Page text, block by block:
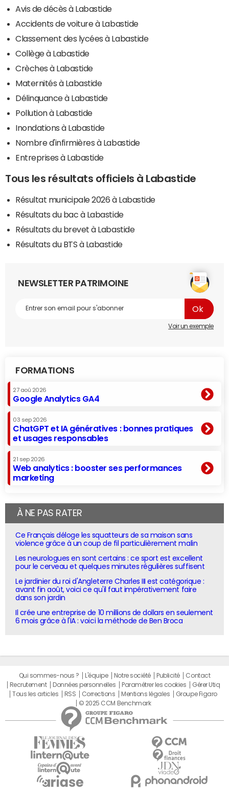
Avis de décès à Labastide
Accidents de voiture à Labastide
Classement des lycées à Labastide
Collège à Labastide
Crèches à Labastide
Maternités à Labastide
Délinquance à Labastide
Pollution à Labastide
Inondations à Labastide
Nombre d'infirmières à Labastide
Entreprises à Labastide
Tous les résultats officiels à Labastide
Résultat municipale 2026 à Labastide
Résultats du bac à Labastide
Résultats du brevet à Labastide
Résultats du BTS à Labastide
NEWSLETTER PATRIMOINE
Voir un exemple
FORMATIONS
27 aoû 2026
Google Analytics GA4
03 sep 2026
ChatGPT et IA génératives : bonnes pratiques
et usages responsables
21 sep 2026
Web analytics : booster ses performances
marketing
À NE PAS RATER
Ce Français déloge les squatteurs de sa maison sans
violence grâce à un coup de fil particulièrement malin
Les neurologues en sont certains : ce sport est excellent
pour le cerveau et quelques minutes régulières suffisent
Le jardinier du roi d'Angleterre Charles III est catégorique :
avant fin août, voici ce qu'il faut impérativement faire
dans son jardin
Il crée une entreprise de 10 millions de dollars en seulement
6 mois grâce à l'IA : voici la méthode de Ben Broca
Qui sommes-nous ? L'équipe Notre société Publicité
Contact
Recrutement
Données personnelles Paramétrer les cookies
Gérer Utiq
Tous les articles
RSS Corrections Mentions légales
Groupe Figaro
© 2025 CCM Benchmark